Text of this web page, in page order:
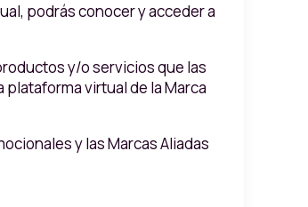
podrás conocer y acceder a
y/o servicios que las
virtual de la Marca
y las Marcas Aliadas